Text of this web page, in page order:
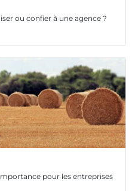
ou confier à une agence ?
pour les entreprises